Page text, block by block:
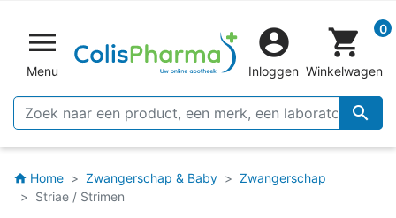

Menu


Inloggen
shopping_cart 0
Winkelwagen
home Home Zwangerschap & Baby
Zwangerschap
Striae / Strimen